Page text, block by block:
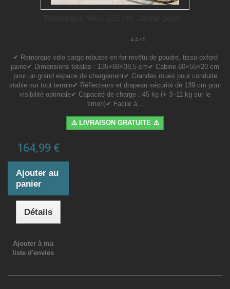
4.4 / 5
✔ Remorque vélo cargo robuste en fer revêtu de poudre, tissu oxford
jaune✔ Dimensions totales : 135×68×38,5 cm✔ Cabine 80×55×20 cm
pour un grand espace de chargement✔ Grandes roues pour conduite
stable sur tout terrain✔ Réflecteurs et drapeau sécurité de 139 cm pour
visibilité optimale✔ Capacité de charge : 45 kg (+ 3–11 kg sur le
timon)✔ Facile à...
⚠️ LIVRAISON GRATUITE ⚠️
164,99 €
Ajouter au
panier
Détails
Ajouter à ma
liste d'envies